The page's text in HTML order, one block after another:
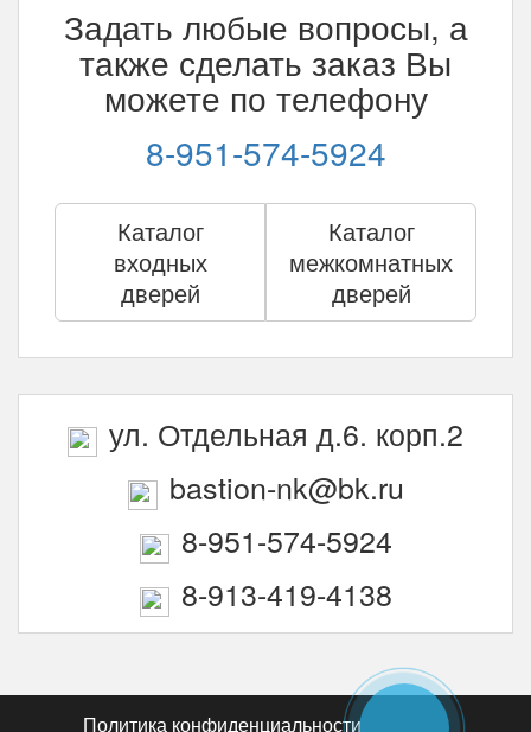
Задать любые вопросы, а
также сделать заказ Вы
можете по телефону
8-951-574-5924
Каталог
входных
дверей
Каталог
межкомнатных
дверей
ул. Отдельная д.6. корп.2
bastion-nk@bk.ru
8-951-574-5924
8-913-419-4138
Политика конфиденциальности